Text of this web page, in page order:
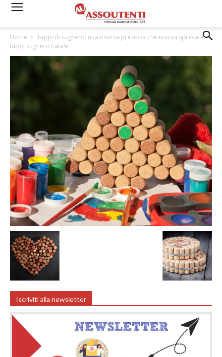
Home
Tappi di sughero: una risorsa preziosa che non va sprecata
tappi sughero natale
Iscriviti alla newsletter